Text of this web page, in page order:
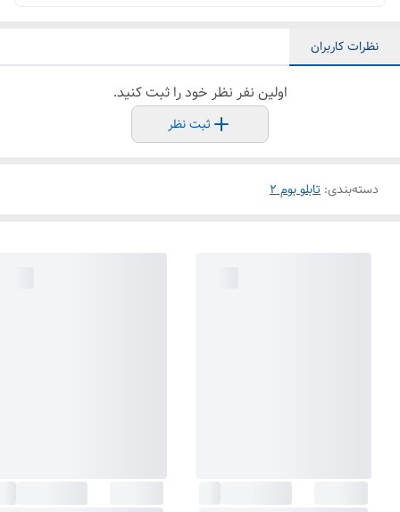
نظرات کاربران
اولین نفر نظر خود را ثبت کنید.
ثبت نظر
دسته‌بندی: تابلو بوم 2